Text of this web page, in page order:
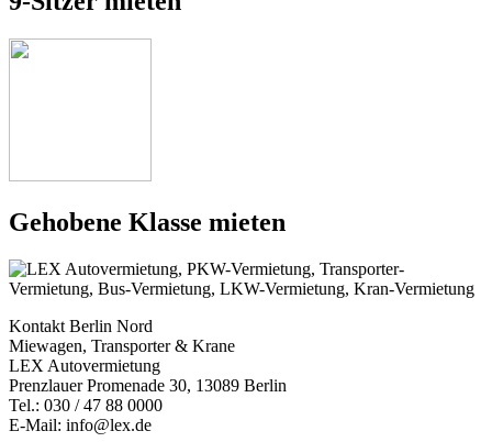
Gehobene Klasse mieten
Kontakt Berlin Nord
Miewagen, Transporter & Krane
LEX Autovermietung
Prenzlauer Promenade 30, 13089 Berlin
Tel.: 030 / 47 88 0000
E-Mail: info@lex.de